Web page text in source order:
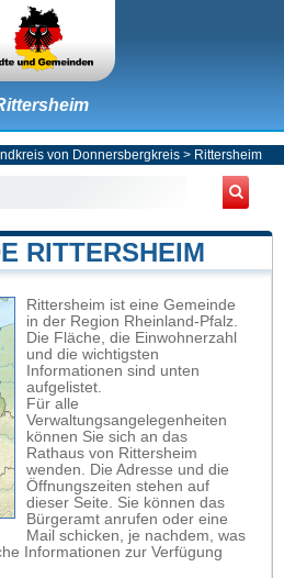
von Donnersbergkreis > Rittersheim
RITTERSHEIM
Rittersheim ist eine Gemeinde
in der Region Rheinland-Pfalz.
Die Fläche, die Einwohnerzahl
und die wichtigsten
Informationen sind unten
aufgelistet.
Für alle
Verwaltungsangelegenheiten
können Sie sich an das
Rathaus von Rittersheim
wenden. Die Adresse und die
Öffnungszeiten stehen auf
dieser Seite. Sie können das
Bürgeramt anrufen oder eine
Mail schicken, je nachdem, was
Informationen zur Verfügung